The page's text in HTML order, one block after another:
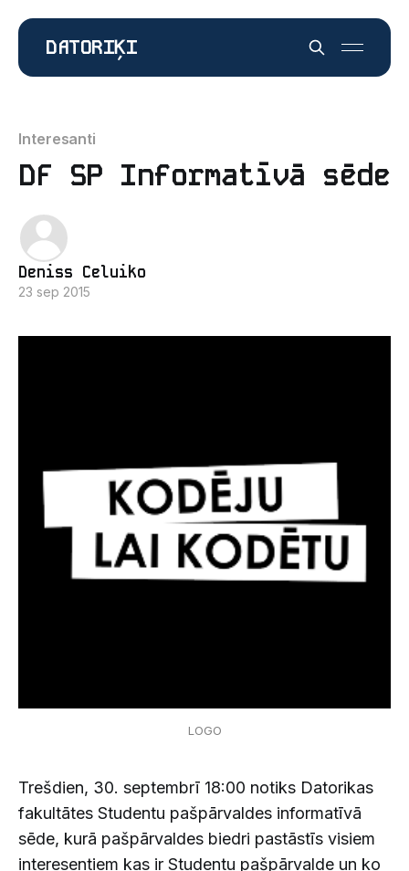
DATORIĶI
Interesanti
DF SP Informatīvā sēde
Deniss Celuiko
23 sep 2015
LOGO
Trešdien, 30. septembrī 18:00 notiks Datorikas
fakultātes Studentu pašpārvaldes informatīvā
sēde, kurā pašpārvaldes biedri pastāstīs visiem
interesentiem kas ir Studentu pašpārvalde un ko